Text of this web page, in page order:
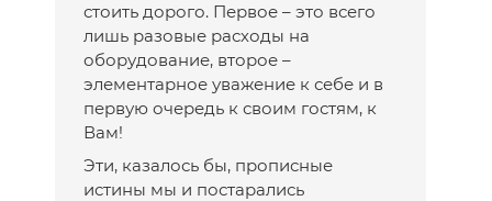
стоить дорого. Первое – это всего
лишь разовые расходы на
оборудование, второе –
элементарное уважение к себе и в
первую очередь к своим гостям, к
Вам!
Эти, казалось бы, прописные
истины мы и постарались